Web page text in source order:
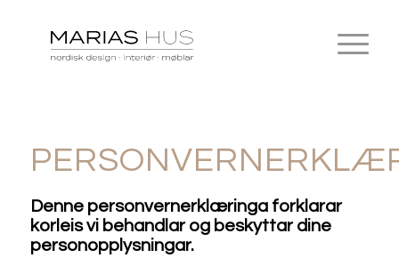
Denne personvernerklæringa forklarar
korleis vi behandlar og beskyttar dine
personopplysningar.